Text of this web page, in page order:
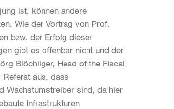
ist, können andere
Wie der Vortrag von Prof.
bzw. der Erfolg dieser
gibt es offenbar nicht und der
Blöchliger, Head of the Fiscal
aus, dass
Wachstumstreiber sind, da hier
Infrastrukturen